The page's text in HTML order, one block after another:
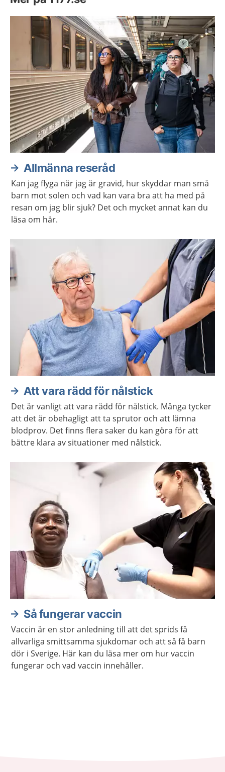
Allmänna reseråd
Kan jag flyga när jag är gravid, hur skyddar man små
barn mot solen och vad kan vara bra att ha med på
resan om jag blir sjuk? Det och mycket annat kan du
läsa om här.
Att vara rädd för nålstick
Det är vanligt att vara rädd för nålstick. Många tycker
att det är obehagligt att ta sprutor och att lämna
blodprov. Det finns flera saker du kan göra för att
bättre klara av situationer med nålstick.
Så fungerar vaccin
Vaccin är en stor anledning till att det sprids få
allvarliga smittsamma sjukdomar och att så få barn
dör i Sverige. Här kan du läsa mer om hur vaccin
fungerar och vad vaccin innehåller.